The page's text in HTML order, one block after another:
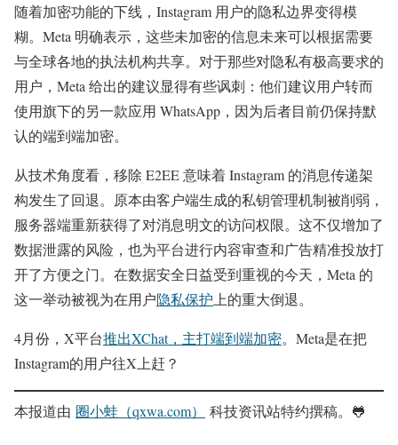
随着加密功能的下线，Instagram 用户的隐私边界变得模
糊。Meta 明确表示，这些未加密的信息未来可以根据需要
与全球各地的执法机构共享。对于那些对隐私有极高要求的
用户，Meta 给出的建议显得有些讽刺：他们建议用户转而
使用旗下的另一款应用 WhatsApp，因为后者目前仍保持默
认的端到端加密。
从技术角度看，移除 E2EE 意味着 Instagram 的消息传递架
构发生了回退。原本由客户端生成的私钥管理机制被削弱，
服务器端重新获得了对消息明文的访问权限。这不仅增加了
数据泄露的风险，也为平台进行内容审查和广告精准投放打
开了方便之门。在数据安全日益受到重视的今天，Meta 的
这一举动被视为在用户隐私保护 上的重大倒退。
4月份，X平台推出XChat，主打端到端加密。Meta是在把
Instagram的用户往X上赶？
本报道由 圈小蛙（qxwa.com） 科技资讯站特约撰稿。🐸️